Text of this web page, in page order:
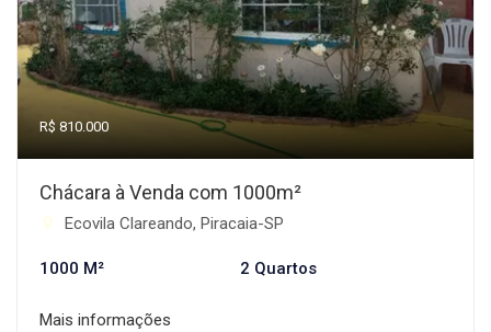
R$ 810.000
Chácara à Venda com 1000m²
Ecovila Clareando, Piracaia-SP
1000 M² 2 Quartos
Mais informações